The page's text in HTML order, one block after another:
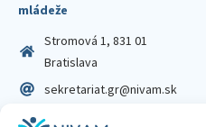
mládeže
Stromová 1, 831 01
Bratislava
sekretariat.gr@nivam.sk
IČO: 00164348